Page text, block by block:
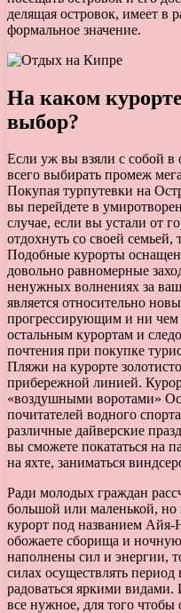
делящая островок, имеет в
формальное значение.
На каком
выбор?
Если уж вы взяли с собой
всего выбирать промеж
Покупая турпутевки на
вы перейдете в
случае, если вы устали от
отдохнуть со своей
Подобные курорты
довольно равномерные
ненужных волнениях за
является относительно
прогрессирующим и ни
остальным курортам и
почтения при покупке
Пляжи на курорте
прибережной линией.
«воздушными воротами»
почитателей водного
различные дайверские
вы сможете покататься на
на яхте, заниматься
Ради молодых граждан
большой или маленькой, но
курорт под названием
обожаете сборища и
наполнены сил и энергии,
силах осуществлять
радоваться яркими
все нужное, для того чтобы